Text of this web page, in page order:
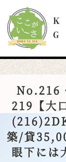
No.216
219【大
築/貸
眼下には